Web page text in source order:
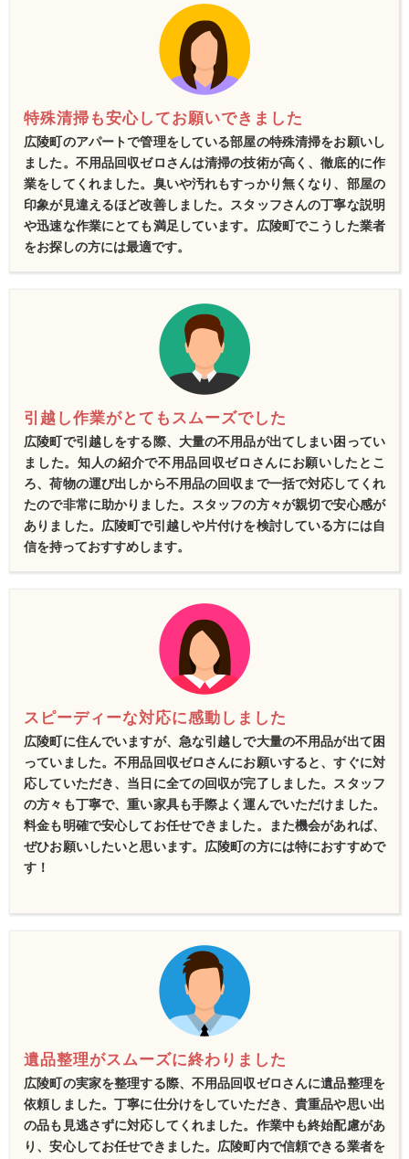
特殊清掃も安心してお願いできました
広陵町のアパートで管理をしている部屋の特殊清掃をお願いし
ました。不用品回収ゼロさんは清掃の技術が高く、徹底的に作
業をしてくれました。臭いや汚れもすっかり無くなり、部屋の
印象が見違えるほど改善しました。スタッフさんの丁寧な説明
や迅速な作業にとても満足しています。広陵町でこうした業者
をお探しの方には最適です。
引越し作業がとてもスムーズでした
広陵町で引越しをする際、大量の不用品が出てしまい困ってい
ました。知人の紹介で不用品回収ゼロさんにお願いしたとこ
ろ、荷物の運び出しから不用品の回収まで一括で対応してくれ
たので非常に助かりました。スタッフの方々が親切で安心感が
ありました。広陵町で引越しや片付けを検討している方には自
信を持っておすすめします。
スピーディーな対応に感動しました
広陵町に住んでいますが、急な引越しで大量の不用品が出て困
っていました。不用品回収ゼロさんにお願いすると、すぐに対
応していただき、当日に全ての回収が完了しました。スタッフ
の方々も丁寧で、重い家具も手際よく運んでいただけました。
料金も明確で安心してお任せできました。また機会があれば、
ぜひお願いしたいと思います。広陵町の方には特におすすめで
す！
遺品整理がスムーズに終わりました
広陵町の実家を整理する際、不用品回収ゼロさんに遺品整理を
依頼しました。丁寧に仕分けをしていただき、貴重品や思い出
の品も見逃さずに対応してくれました。作業中も終始配慮があ
り、安心してお任せできました。広陵町内で信頼できる業者を